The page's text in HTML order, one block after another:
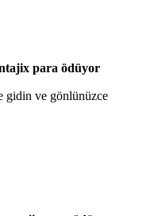
para ödüyor
gidin ve gönlünüzce